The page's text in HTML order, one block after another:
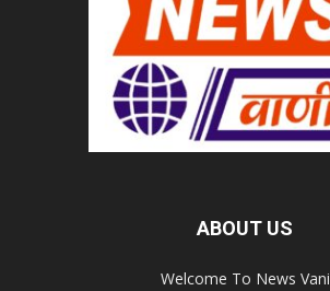
ABOUT US
Welcome To News Vani